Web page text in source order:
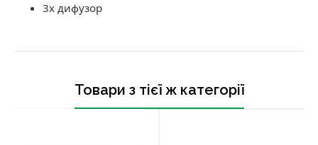
3x дифузор
Товари з тієї ж категорії